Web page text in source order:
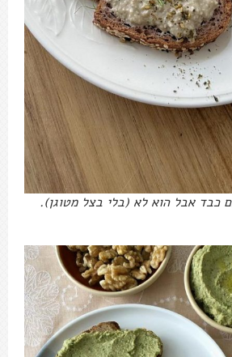
כבד אבל הוא לא (בלי בצל מטוגן).